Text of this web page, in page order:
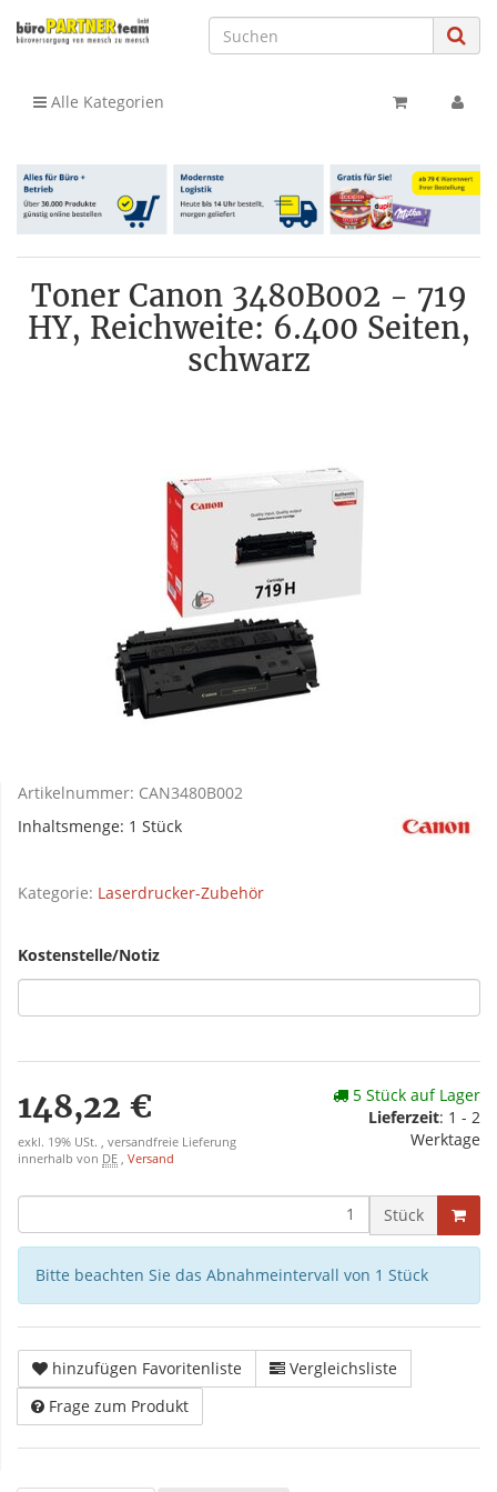
Alle Kategorien
Toner Canon 3480B002 - 719
HY, Reichweite: 6.400 Seiten,
schwarz
Artikelnummer: CAN3480B002
Inhaltsmenge: 1 Stück
Kategorie: Laserdrucker-Zubehör
Kostenstelle/Notiz
148,22 €
exkl. 19% USt. , versandfreie Lieferung
innerhalb von DE , Versand
5 Stück auf Lager
Lieferzeit: 1 - 2
Werktage
Stück
Bitte beachten Sie das Abnahmeintervall von 1 Stück
hinzufügen Favoritenliste
Vergleichsliste
Frage zum Produkt